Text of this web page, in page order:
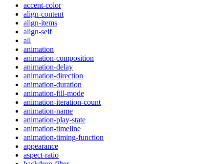
accent-color
align-content
align-items
align-self
all
animation
animation-composition
animation-delay
animation-direction
animation-duration
animation-fill-mode
animation-iteration-count
animation-name
animation-play-state
animation-timeline
animation-timing-function
appearance
aspect-ratio